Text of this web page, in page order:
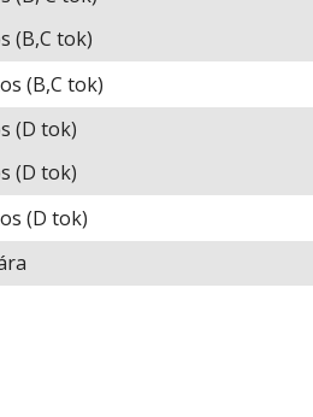
(B,C tok)
(B,C tok)
(D tok)
(D tok)
(D tok)